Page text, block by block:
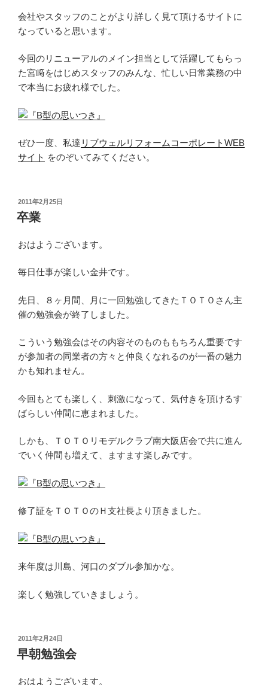
会社やスタッフのことがより詳しく見て頂けるサイトに
なっていると思います。
今回のリニューアルのメイン担当として活躍してもらっ
た宮﨑をはじめスタッフのみんな、忙しい日常業務の中
で本当にお疲れ様でした。
ぜひ一度、私達 リブウェルリフォームコーポレートWEB
サイト をのぞいてみてください。
投
稿
日:
2011年2月25日
卒業
おはようございます。
毎日仕事が楽しい金井です。
先日、８ヶ月間、月に一回勉強してきたＴＯＴＯさん主
催の勉強会が終了しました。
こういう勉強会はその内容そのものももちろん重要です
が参加者の同業者の方々と仲良くなれるのが一番の魅力
かも知れません。
今回もとても楽しく、刺激になって、気付きを頂けるす
ばらしい仲間に恵まれました。
しかも、ＴＯＴＯリモデルクラブ南大阪店会で共に進ん
でいく仲間も増えて、ますます楽しみです。
修了証をＴＯＴＯのＨ支社長より頂きました。
来年度は川島、河口のダブル参加かな。
楽しく勉強していきましょう。
投
稿
日:
2011年2月24日
早朝勉強会
おはようございます。